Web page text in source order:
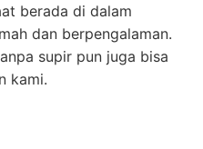
berada di dalam
dan berpengalaman.
supir pun juga bisa
kami.